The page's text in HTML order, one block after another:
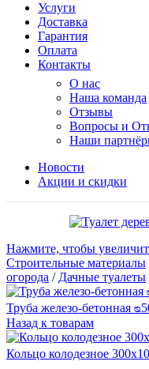
Услуги
Доставка
Гарантия
Оплата
Контакты
О нас
Наша команда
Отзывы
Вопросы и
Наши
Новости
Акции и скидки
Нажмите, чтобы
Строительные материалы
огорода / Дачные туалеты
Труба железо-бетонная
Назад к товарам
Кольцо колодезное